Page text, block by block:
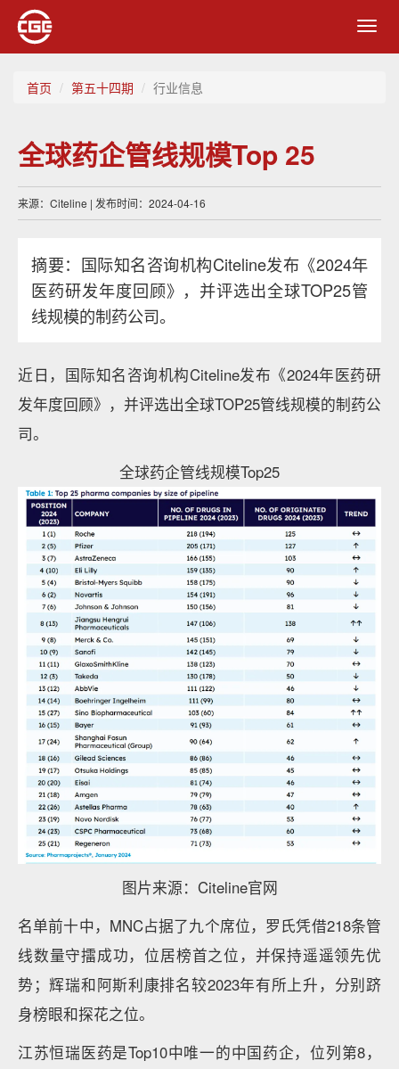
首页 第五十四期 行业信息
全球药企管线规模Top 25
来源：Citeline | 发布时间：2024-04-16
摘要：国际知名咨询机构Citeline发布《2024年
医药研发年度回顾》，并评选出全球TOP25管
线规模的制药公司。
近日，国际知名咨询机构Citeline发布《2024年医药研
发年度回顾》，并评选出全球TOP25管线规模的制药公
司。
全球药企管线规模Top25
图片来源：Citeline官网
名单前十中，MNC占据了九个席位，罗氏凭借218条管
线数量守擂成功，位居榜首之位，并保持遥遥领先优
势；辉瑞和阿斯利康排名较2023年有所上升，分别跻
身榜眼和探花之位。
江苏恒瑞医药是Top10中唯一的中国药企，位列第8，